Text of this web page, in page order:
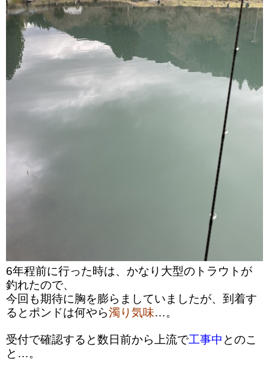
6年程前に行った時は、かなり大型のトラウトが
釣れたので、
今回も期待に胸を膨らましていましたが、到着す
るとポンドは何やら濁り気味…。
受付で確認すると数日前から上流で工事中 とのこ
と…。